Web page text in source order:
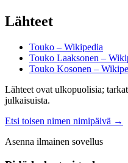
Lähteet
Touko – Wikipedia
Touko Laaksonen –
Touko Kosonen –
Lähteet ovat ulkopuolisia;
julkaisuista.
Etsi toisen nimen nimipäivä →
Asenna ilmainen sovellus